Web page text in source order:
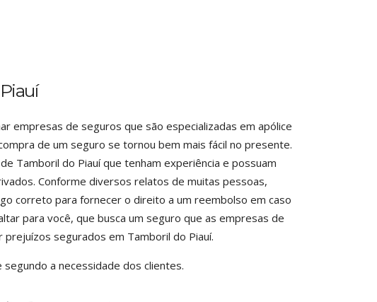
empresas de seguros que são especializadas em apólice
de um seguro se tornou bem mais fácil no presente.
Tamboril do Piauí que tenham experiência e possuam
Conforme diversos relatos de muitas pessoas,
correto para fornecer o direito a um reembolso em caso
para você, que busca um seguro que as empresas de
segurados em Tamboril do Piauí.
a necessidade dos clientes.